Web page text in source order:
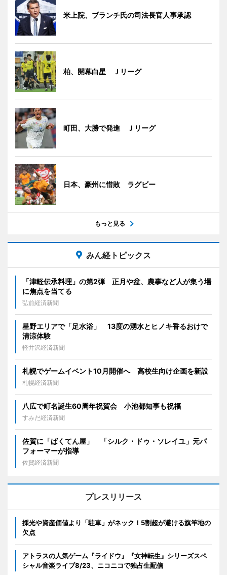
米上院、ブランチ氏の司法長官人事承認
柏、開幕白星 Ｊリーグ
町田、大勝で発進 Ｊリーグ
日本、豪州に惜敗 ラグビー
もっと見る
みん経トピックス
「津軽伝承料理」の第2弾 正月や盆、農事など人が集う場
に焦点を当てる
弘前経済新聞
星野エリアで「足水浴」 13度の湧水とヒノキ香るおけで
清涼体験
軽井沢経済新聞
札幌でゲームイベント10月開催へ 高校生向け企画を新設
札幌経済新聞
八広で町名誕生60周年祝賀会 小池都知事も祝福
すみだ経済新聞
佐賀に「ばくてん屋」 「シルク・ドゥ・ソレイユ」元パ
フォーマーが指導
佐賀経済新聞
プレスリリース
採光や資産価値より「駐車」がネック！5割超が避ける旗竿地の
欠点
アトラスの人気ゲーム『ライドウ』『女神転生』シリーズスペ
シャル音楽ライブ8/23、ニコニコで独占生配信